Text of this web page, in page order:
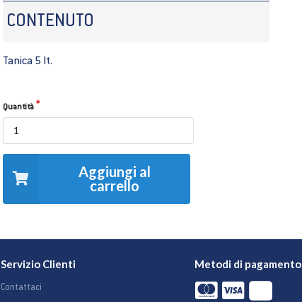
CONTENUTO
Tanica 5 lt.
Quantità
Aggiungi al
carrello
Servizio Clienti
Contattaci
Metodi di pagamento